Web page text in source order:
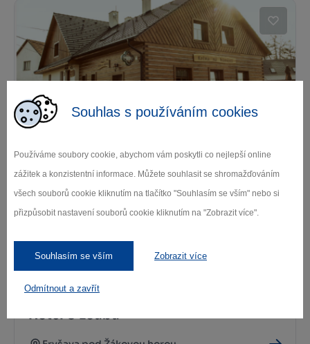
Souhlas s používáním cookies
Používáme soubory cookie, abychom vám poskytli co nejlepší online
zážitek a konzistentní informace. Můžete souhlasit se shromažďováním
všech souborů cookie kliknutím na tlačítko "Souhlasím se vším" nebo si
přizpůsobit nastavení souborů cookie kliknutím na "Zobrazit více".
Souhlasím se vším Zobrazit více
Odmítnout a zavřít
Penzion Krčma na náměstí
Tři Studně
Hotel U Loubů